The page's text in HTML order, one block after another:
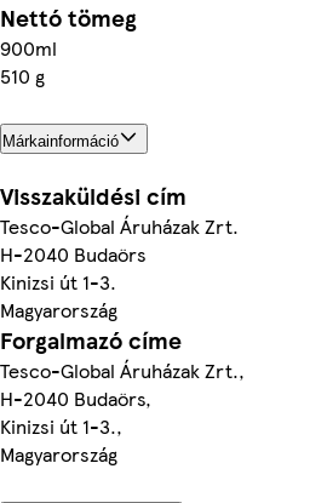
Nettó tömeg
900ml
510 g
Márkainformáció
Visszaküldési cím
Tesco-Global Áruházak Zrt.
H-2040 Budaörs
Kinizsi út 1-3.
Magyarország
Forgalmazó címe
Tesco-Global Áruházak Zrt.,
H-2040 Budaörs,
Kinizsi út 1-3.,
Magyarország